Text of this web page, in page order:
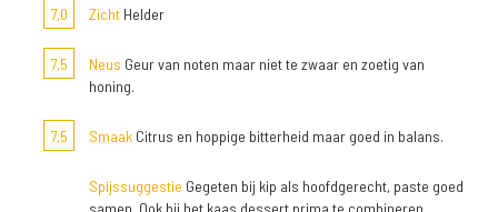
7,0
Zicht Helder
7,5 Neus Geur van noten maar niet te zwaar en zoetig van
honing.
7,5 Smaak Citrus en hoppige bitterheid maar goed in balans.
Spijssuggestie Gegeten bij kip als hoofdgerecht, paste goed